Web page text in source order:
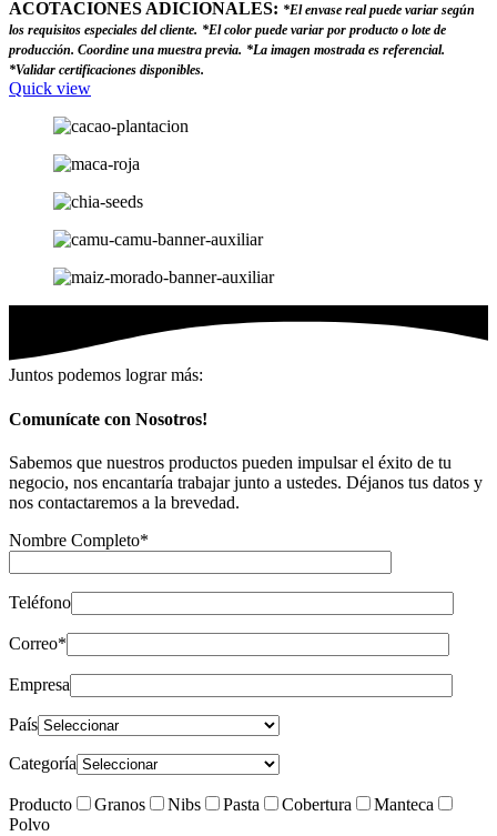
ACOTACIONES ADICIONALES: *El envase real puede variar según
los requisitos especiales del cliente. *El color puede variar por producto o lote de
producción. Coordine una muestra previa. *La imagen mostrada es referencial.
*Validar certificaciones disponibles.
Quick view
Juntos podemos lograr más:
Comunícate con Nosotros!
Sabemos que nuestros productos pueden impulsar el éxito de tu
negocio, nos encantaría trabajar junto a ustedes. Déjanos tus datos y
nos contactaremos a la brevedad.
Nombre Completo*
Teléfono
Correo*
Empresa
País
Categoría
Producto Granos Nibs Pasta Cobertura
Manteca
Polvo